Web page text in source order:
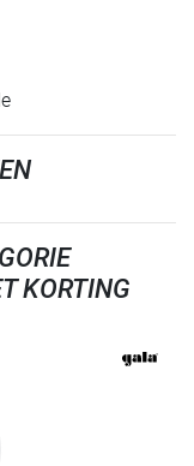
KORTING